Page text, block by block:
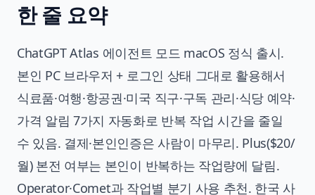
한 줄 요약
ChatGPT Atlas 에이전트 모드 macOS 정식 출시.
본인 PC 브라우저 + 로그인 상태 그대로 활용해서
식료품·여행·항공권·미국 직구·구독 관리·식당 예약·
가격 알림 7가지 자동화로 반복 작업 시간을 줄일
수 있음. 결제·본인인증은 사람이 마무리. Plus($20/
월) 본전 여부는 본인이 반복하는 작업량에 달림.
Operator·Comet과 작업별 분기 사용 추천. 한국 사